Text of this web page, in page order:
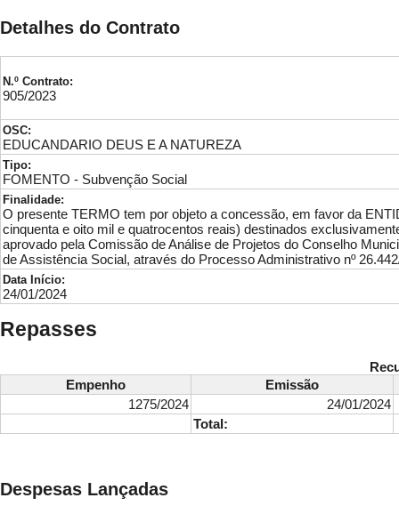
Detalhes do Contrato
N.º Contrato:
905/2023
OSC:
EDUCANDARIO DEUS E A NATUREZA
Tipo:
FOMENTO - Subvenção Social
Finalidade:
O presente TERMO tem por objeto a concessão, em favor da
cinquenta e oito mil e quatrocentos reais) destinados
aprovado pela Comissão de Análise de Projetos do Conselho
de Assistência Social, através do Processo Administrativo nº
Data Início:
24/01/2024
Repasses
Empenho
Emissão
1275/2024
24/01/2024
Total:
Despesas Lançadas